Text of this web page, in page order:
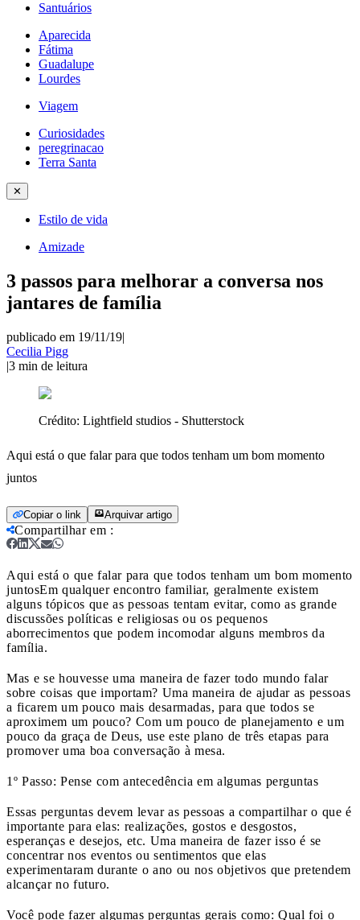
Santuários
Aparecida
Fátima
Guadalupe
Lourdes
Viagem
Curiosidades
peregrinacao
Terra Santa
✕
Estilo de vida
Amizade
3 passos para melhorar a conversa nos
jantares de família
publicado em 19/11/19|
Cecilia Pigg
|3 min de leitura
Crédito: Lightfield studios - Shutterstock
Aqui está o que falar para que todos tenham um bom momento
juntos
Copiar o link Arquivar artigo
Compartilhar em :
Aqui está o que falar para que todos tenham um bom momento
juntosEm qualquer encontro familiar, geralmente existem
alguns tópicos que as pessoas tentam evitar, como as grande
discussões políticas e religiosas ou os pequenos
aborrecimentos que podem incomodar alguns membros da
família.
Mas e se houvesse uma maneira de fazer todo mundo falar
sobre coisas que importam? Uma maneira de ajudar as pessoas
a ficarem um pouco mais desarmadas, para que todos se
aproximem um pouco? Com um pouco de planejamento e um
pouco da graça de Deus, use este plano de três etapas para
promover uma boa conversação à mesa.
1º Passo: Pense com antecedência em algumas perguntas
Essas perguntas devem levar as pessoas a compartilhar o que é
importante para elas: realizações, gostos e desgostos,
esperanças e desejos, etc. Uma maneira de fazer isso é se
concentrar nos eventos ou sentimentos que elas
experimentaram durante o ano ou nos objetivos que pretendem
alcançar no futuro.
Você pode fazer algumas perguntas gerais como: Qual foi o